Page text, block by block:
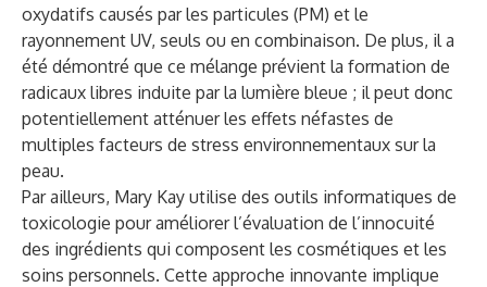
oxydatifs causés par les particules (PM) et le
rayonnement UV, seuls ou en combinaison. De plus, il a
été démontré que ce mélange prévient la formation de
radicaux libres induite par la lumière bleue ; il peut donc
potentiellement atténuer les effets néfastes de
multiples facteurs de stress environnementaux sur la
peau.
Par ailleurs, Mary Kay utilise des outils informatiques de
toxicologie pour améliorer l’évaluation de l’innocuité
des ingrédients qui composent les cosmétiques et les
soins personnels. Cette approche innovante implique